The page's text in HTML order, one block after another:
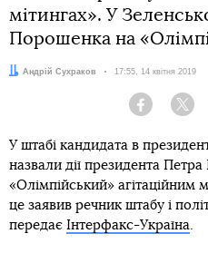
мітингах». У
Порошенка на
Автор:
Андрій Сухраков Дата:
17:55, 14 квітня 2019
Facebook
У штабі кандидата в
назвали дії президента
«Олімпійський» агітаційним
це заявив речник штабу і
передає Інтерфакс-Україна.